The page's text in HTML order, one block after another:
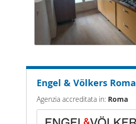
Engel & Völkers Roma
Agenzia accreditata in: Roma